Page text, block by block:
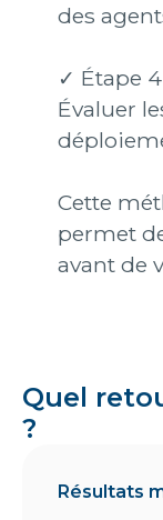
des
✓ Étape
Évaluer
Cette
permet
avant de
Quel
?
Résultats